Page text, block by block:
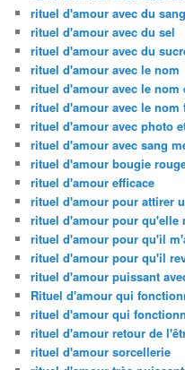
rituel d'amour avec du sang
rituel d'amour avec du sel
rituel d'amour avec du
rituel d'amour avec le nom
rituel d'amour avec le nom
rituel d'amour avec le nom
rituel d'amour avec photo
rituel d'amour avec sang
rituel d'amour bougie
rituel d'amour efficace
rituel d'amour pour attirer
rituel d'amour pour qu'elle
rituel d'amour pour qu'il
rituel d'amour pour qu'il
rituel d'amour puissant
Rituel d'amour qui
rituel d'amour qui
rituel d'amour retour de
rituel d'amour sorcellerie